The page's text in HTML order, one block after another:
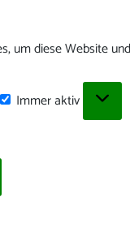
um diese Website
Funktionale
Immer aktiv